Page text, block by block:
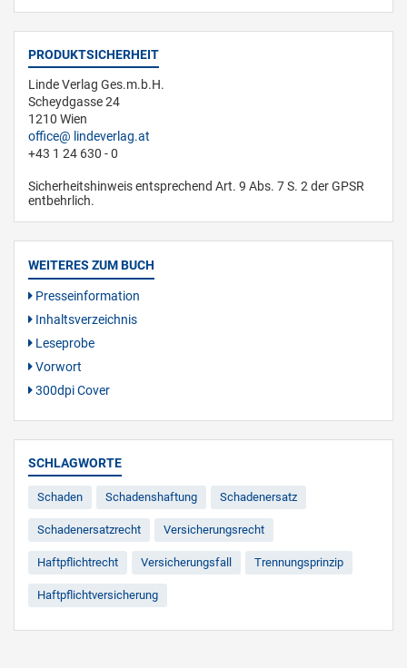
PRODUKTSICHERHEIT
Linde Verlag Ges.m.b.H.
Scheydgasse 24
1210 Wien
office
lindeverlag.at
+43 1 24 630 - 0
Sicherheitshinweis entsprechend Art. 9 Abs. 7 S. 2 der GPSR
entbehrlich.
WEITERES ZUM BUCH
Presseinformation
Inhaltsverzeichnis
Leseprobe
Vorwort
300dpi Cover
SCHLAGWORTE
Schaden Schadenshaftung Schadenersatz
Schadenersatzrecht Versicherungsrecht
Haftpflichtrecht Versicherungsfall Trennungsprinzip
Haftpflichtversicherung